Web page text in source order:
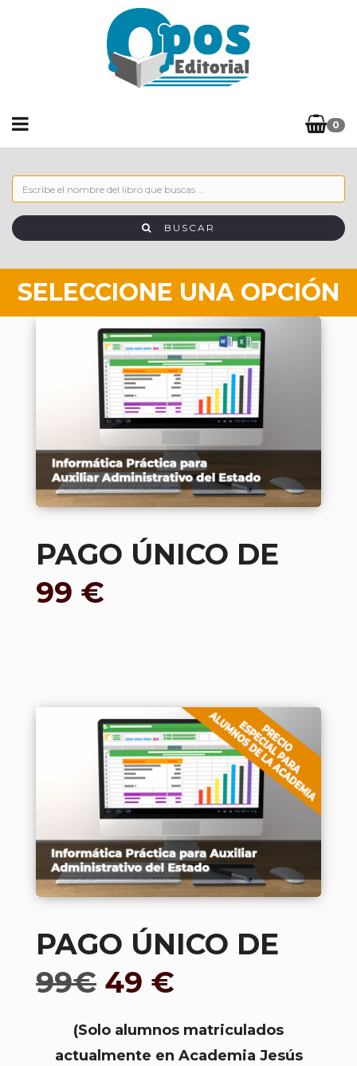
0
BUSCAR
SELECCIONE UNA OPCIÓN
PAGO ÚNICO DE
99 €
PAGO ÚNICO DE
99€ 49 €
(Solo alumnos matriculados
actualmente en Academia Jesús